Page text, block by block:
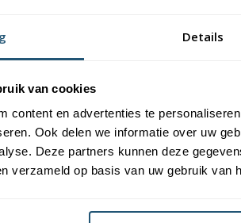
Details
van cookies
content en advertenties te
Ook delen we informatie over uw
Deze partners kunnen deze
verzameld op basis van uw gebruik van
van 150x225 cm en 200x300 cm zijn
van Vlaggen Unie. Alle dorps- en
een gemiddelde levensduur van 3 tot
hoogste kwaliteit vlaggendoek, printing en